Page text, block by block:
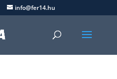
info@fer14.hu